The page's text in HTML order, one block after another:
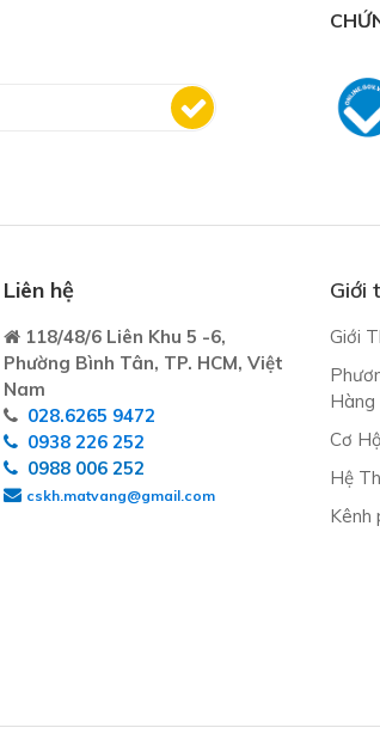
Liên hệ
118/48/6 Liên Khu 5 -6,
Phường Bình Tân, TP. HCM, Việt
Nam
028.6265 9472
0938 226 252
0988 006 252
cskh.matvang@gmail.com
Giới
Giới
Hàng
Cơ
Hệ
Kênh